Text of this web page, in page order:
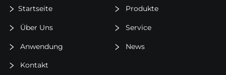
Startseite Produkte
Über Uns Service
Anwendung News
Kontakt